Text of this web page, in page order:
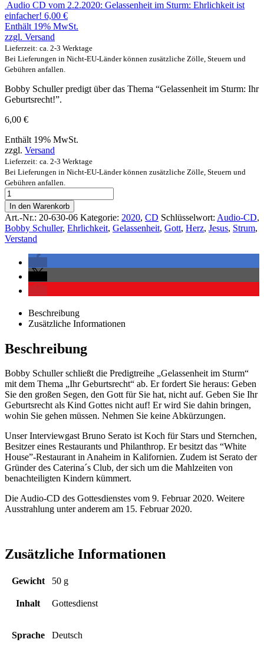
Audio CD vom 2.2.2020: Gelassenheit im Sturm: Ehrlichkeit ist
einfacher! 6,00 €
Enthält 19% MwSt.
zzgl. Versand
Lieferzeit: ca. 2-3 Werktage
Bei Lieferungen in Nicht-EU-Länder können zusätzliche Zölle, Steuern und
Gebühren anfallen.
Bobby Schuller predigt über das Thema “Gelassenheit im Sturm: Ihr
Geburtsrecht!”.
6,00 €
Enthält 19% MwSt.
zzgl. Versand
Lieferzeit: ca. 2-3 Werktage
Bei Lieferungen in Nicht-EU-Länder können zusätzliche Zölle, Steuern und
Gebühren anfallen.
In den Warenkorb
Art.-Nr.: 20-630-06 Kategorie: 2020, CD Schlüsselwort: Audio-CD,
Bobby Schuller, Ehrlichkeit, Gelassenheit, Gott, Herz, Jesus, Strum,
Verstand
Beschreibung
Zusätzliche Informationen
Beschreibung
Bobby Schuller schließt die Predigtreihe „Gelassenheit im Sturm“
mit dem Thema „Ihr Geburtsrecht“ ab. Er fordert Sie heraus: Geben
Sie den großen Segen, den Gott für Sie hat, nicht auf. Geben Sie Ihr
Geburtsrecht als Kind Gottes nicht auf! Er wird Sie dahin bringen,
wohin Sie gehen müssen. Nehmen Sie keine Abkürzungen.
Unser Interviewgast Bruno Serato ist Koch für Stars und Sternchen,
Besitzer eines Restaurants und Philanthrop. Er besitzt das “White
House”-Restaurant in Anaheim in Kalifornien. Zudem ist Serato der
Gründer des Caterina´s Club, der sich um die Mahlzeiten von
benachteiligten Kindern kümmert.
Die Audio-CD des Gottesdienstes vom 9. Februar 2020. Weitere
Ausstrahlung unter anderem am 15. Februar 2020.
Zusätzliche Informationen
Gewicht 50 g
Inhalt Gottesdienst
Sprache Deutsch